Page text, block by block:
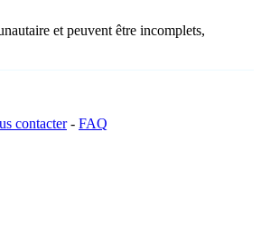
et peuvent être incomplets,
contacter- FAQ